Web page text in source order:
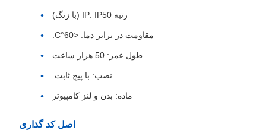
رتبه IP: IP50 (با زنگ)
مقاومت در برابر دما: <60°C.
طول عمر: 50 هزار ساعت
نصب: با پیچ ثابت.
ماده: بدن و لنز کامپیوتر
اصل کد گذاری